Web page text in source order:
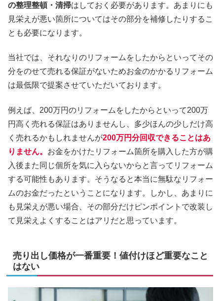
の整理整頓・清掃はしておく必要があります。あまりにも
見栄えが悪い箇所についてはその部分を補修したりするこ
とも必要になります。
当社では、それなりのリフォームをしたからといってその
分をのせて売れる保証がないためお金のかかるリフォーム
は最低限で提案させていただいております。
例えば、200万円のリフォームをしたからといって200万
円高く売れる保証はありませんし、多少ほんの少しだけ高
く売れるかもしれませんが200万円分回収できることはあ
りません。 お金をかけたリフォーム箇所を購入した方が購
入後また同じ個所を気に入らないからと言ってリフォーム
する可能性もあります。そうなると本当に無駄なリフォー
ムのお金だったということになります。しかし、あまりに
も見栄えが悪い場合、その部分だけピンポイントで改装し
て見栄えよくすることはアリだと思っています。
売り出し価格が一番重要！値付けほど重要なこと
はない